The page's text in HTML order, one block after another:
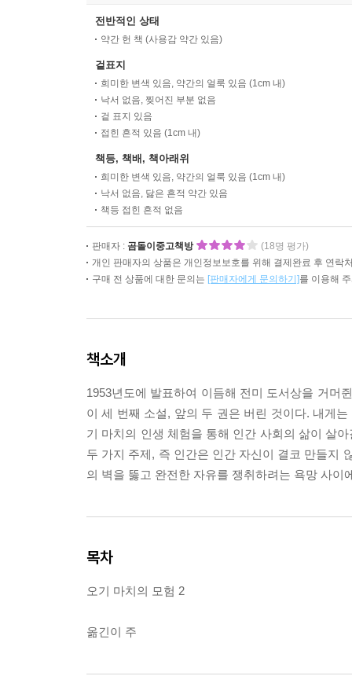
전반적인 상태
약간 헌 책 (사용감 약간 있음)
겉표지
희미한 변색 있음, 약간의 얼룩 있음 (1cm 내)
낙서 없음, 찢어진 부분 없음
겉 표지 있음
접힌 흔적 있음 (1cm 내)
책등, 책배, 책아래위
희미한 변색 있음, 약간의 얼룩 있음 (1cm 내)
낙서 없음, 닳은 흔적 약간 있음
책등 접힌 흔적 없음
판매자 : 곰돌이중고책방
(18명 평가)
개인 판매자의 상품은 개인정보보호를 위해 결제완료 후 연락
구매 전 상품에 대한 문의는 [판매자에게 문의하기]를 이용해
책소개
1953년도에 발표하여 이듬해 전미 도서상을 거머
이 세 번째 소설, 앞의 두 권은 버린 것이다. 내게
기 마치의 인생 체험을 통해 인간 사회의 삶이 살
두 가지 주제, 즉 인간은 인간 자신이 결코 만들지
의 벽을 뚫고 완전한 자유를 쟁취하려는 욕망 사
목차
오기 마치의 모험 2
옮긴이 주